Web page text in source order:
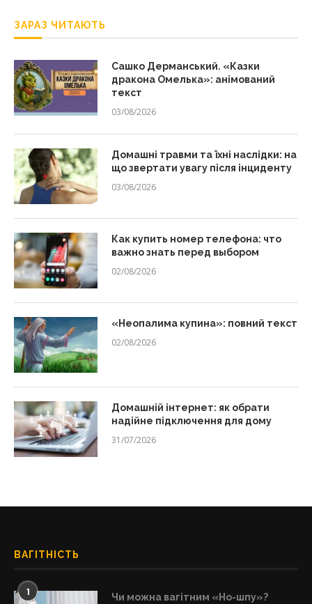
ЗАРАЗ ЧИТАЮТЬ
Сашко Дерманський. «Казки
дракона Омелька»: анімований
текст
03/08/2026
Домашні травми та їхні наслідки: на
що звертати увагу після інциденту
03/08/2026
Как купить номер телефона: что
важно знать перед выбором
02/08/2026
«Неопалима купина»: повний текст
02/08/2026
Домашній інтернет: як обрати
надійне підключення для дому
31/07/2026
ВАГІТНІСТЬ
1 Чи можна вагітним «Но-шпу»?